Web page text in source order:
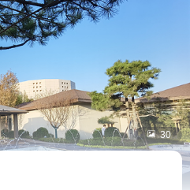
 30